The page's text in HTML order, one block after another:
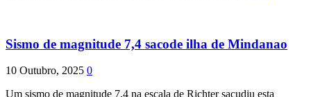
Sismo de magnitude 7,4 sacode ilha de Mindanao
10 Outubro, 2025 0
Um sismo de magnitude 7,4 na escala de Richter sacudiu esta